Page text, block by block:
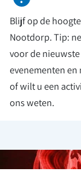
Blijf op de
Nootdorp. Tip:
voor de
evenementen en
of wilt u een
ons weten.